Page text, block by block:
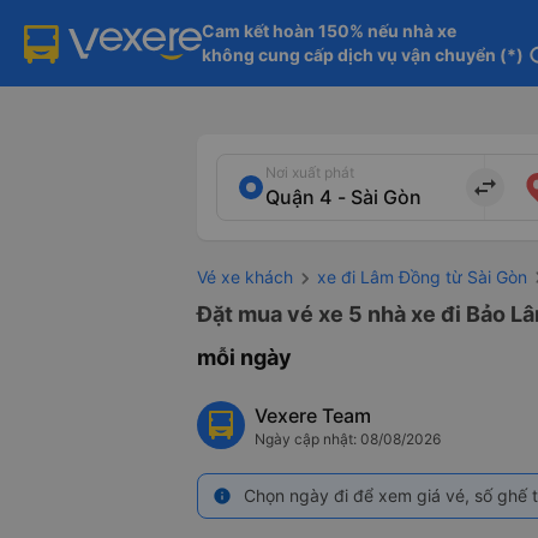
Cam kết hoàn 150% nếu nhà xe
không cung cấp dịch vụ vận chuyển (*)
Nơi xuất phát
import_export
Vé xe khách xe đi Lâm Đồng từ Sài Gòn
Đặt mua vé xe 5 nhà xe đi Bảo
mỗi ngày
Vexere Team
Ngày cập nhật: 08/08/2026
info Chọn ngày đi để xem giá vé, số